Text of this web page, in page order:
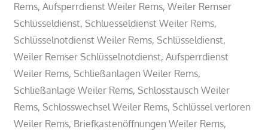
Rems, Aufsperrdienst Weiler Rems, Weiler Remser
Schlüsseldienst, Schluesseldienst Weiler Rems,
Schlüsselnotdienst Weiler Rems, Schlüsseldienst,
Weiler Remser Schlüsselnotdienst, Aufsperrdienst
Weiler Rems, Schließanlagen Weiler Rems,
Schließanlage Weiler Rems, Schlosstausch Weiler
Rems, Schlosswechsel Weiler Rems, Schlüssel verloren
Weiler Rems, Briefkastenöffnungen Weiler Rems,